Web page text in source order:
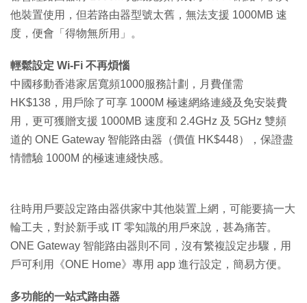
他裝置使用，但若路由器型號太舊，無法支援 1000MB 速
度，便會「得物無所用」。
輕鬆設定 Wi-Fi 不再煩惱
中國移動香港家居寬頻1000服務計劃，月費僅需
HK$138，用戶除了可享 1000M 極速網絡連綫及免安裝費
用，更可獲贈支援 1000MB 速度和 2.4GHz 及 5GHz 雙頻
道的 ONE Gateway 智能路由器（價值 HK$448），保證盡
情體驗 1000M 的極速連綫快感。
往時用戶要設定路由器供家中其他裝置上網，可能要搞一大
輪工夫，對於新手或 IT 零知識的用戶來說，甚為痛苦。
ONE Gateway 智能路由器則不同，沒有繁複設定步驟，用
戶可利用《ONE Home》專用 app 進行設定，簡易方便。
多功能的一站式路由器